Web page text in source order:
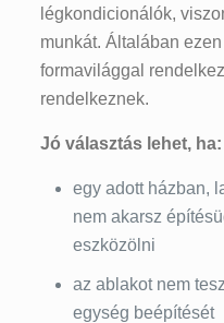
légkondicionálók,
munkát. Általában
formavilággal
rendelkeznek.
Jó választás lehet, ha:
egy adott házban,
nem akarsz
eszközölni
az ablakot nem
egység beépítését